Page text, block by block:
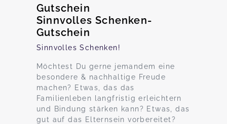
Gutschein
Sinnvolles Schenken-
Gutschein
Sinnvolles Schenken!
Möchtest Du gerne jemandem eine
besondere & nachhaltige Freude
machen? Etwas, das das
Familienleben langfristig erleichtern
und Bindung stärken kann? Etwas, das
gut auf das Elternsein vorbereitet?